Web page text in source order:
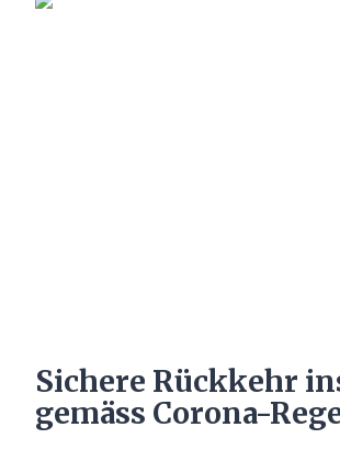
Sichere Rückkehr
gemäss Corona-